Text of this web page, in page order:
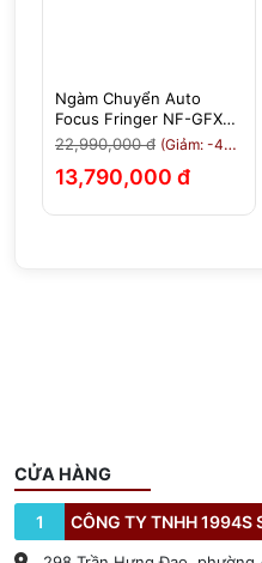
Ngàm Chuyển Auto
Focus Fringer NF-GFX
(FR-NFTG1) - Nikon F
Sang Fujifilm GFX -
Chính Hãng
22,990,000 đ (Giảm: -40%)
13,790,000 đ
CỬA HÀNG
1 CÔNG TY TNHH 1994S